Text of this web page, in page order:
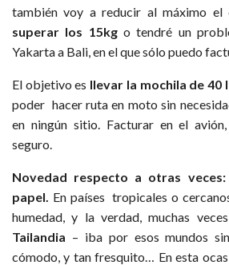
también voy a reducir al máximo el
superar los 15kgo tendré un
Yakarta a Bali, en el que sólo puedo
El objetivo es llevar la mochila de 40
poder hacer ruta en moto sin
en ningún sitio. Facturar en el
seguro.
Novedad respecto a otras
papel. En países tropicales o
humedad, y la verdad, muchas
Tailandia – iba por esos mundos
cómodo, y tan fresquito… En esta